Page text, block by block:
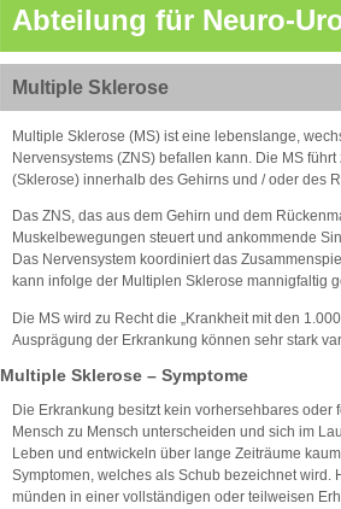
Abteilung für Neuro-
Multiple Sklerose
Multiple Sklerose (MS) ist eine lebenslange,
Nervensystems (ZNS) befallen kann. Die MS
(Sklerose) innerhalb des Gehirns und / oder des
Das ZNS, das aus dem Gehirn und dem
Muskelbewegungen steuert und ankommende
Das Nervensystem koordiniert das
kann infolge der Multiplen Sklerose mannigfaltig
Die MS wird zu Recht die „Krankheit mit den
Ausprägung der Erkrankung können sehr stark
Multiple Sklerose – Symptome
Die Erkrankung besitzt kein vorhersehbares oder
Mensch zu Mensch unterscheiden und sich im
Leben und entwickeln über lange Zeiträume
Symptomen, welches als Schub bezeichnet
münden in einer vollständigen oder teilweisen